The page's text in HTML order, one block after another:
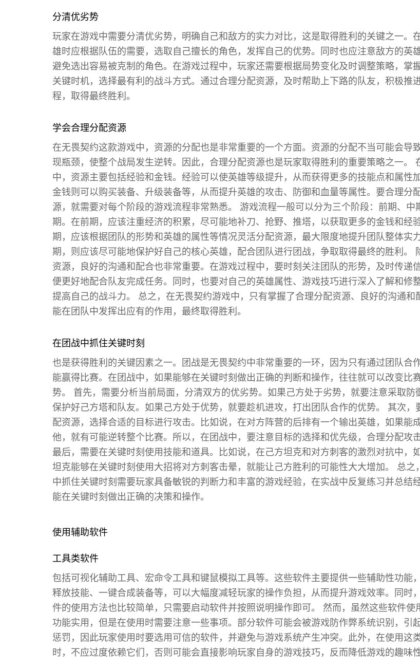
分清优劣势
玩家在游戏中需要分清优劣势，明确自己和敌方的实力对比，这是取得胜利的关键之一。
雄时应根据队伍的需要，选取自己擅长的角色，发挥自己的优势。同时也应注意敌方的英雄
避免选出容易被克制的角色。在游戏过程中，玩家还需要根据局势变化及时调整策略，掌
关键时机，选择最有利的战斗方式。通过合理分配资源，及时帮助上下路的队友，积极推
程，取得最终胜利。
学会合理分配资源
在无畏契约这款游戏中，资源的分配也是非常重要的一个方面。资源的分配不当可能会导
现瓶颈，使整个战局发生逆转。因此，合理分配资源也是玩家取得胜利的重要策略之一。
中，资源主要包括经验和金钱。经验可以使英雄等级提升，从而获得更多的技能点和属性
金钱则可以购买装备、升级装备等，从而提升英雄的攻击、防御和血量等属性。要合理分
源，就需要对每个阶段的游戏流程非常熟悉。 游戏流程一般可以分为三个阶段：前期、中
期。在前期，应该注重经济的积累，尽可能地补刀、抢野、推塔，以获取更多的金钱和经
期，应该根据团队的形势和英雄的属性等情况灵活分配资源，最大限度地提升团队整体实
期，则应该尽可能地保护好自己的核心英雄，配合团队进行团战，争取取得最终的胜利。
资源，良好的沟通和配合也非常重要。在游戏过程中，要时刻关注团队的形势，及时传递
便更好地配合队友完成任务。同时，也要对自己的英雄属性、游戏技巧进行深入了解和修
提高自己的战斗力。 总之，在无畏契约游戏中，只有掌握了合理分配资源、良好的沟通和
能在团队中发挥出应有的作用，最终取得胜利。
在团战中抓住关键时刻
也是获得胜利的关键因素之一。团战是无畏契约中非常重要的一环，因为只有通过团队合
能赢得比赛。在团战中，如果能够在关键时刻做出正确的判断和操作，往往就可以改变比
势。 首先，需要分析当前局面，分清双方的优劣势。如果己方处于劣势，就要注意采取防
保护好己方塔和队友。如果己方处于优势，就要趁机进攻，打出团队合作的优势。 其次，
配资源，选择合适的目标进行攻击。比如说，在对方阵营的后排有一个输出英雄，如果能
他，就有可能逆转整个比赛。所以，在团战中，要注意目标的选择和优先级，合理分配攻击
最后，需要在关键时刻使用技能和道具。比如说，在己方坦克和对方刺客的激烈对抗中，
坦克能够在关键时刻使用大招将对方刺客击晕，就能让己方胜利的可能性大大增加。 总之
中抓住关键时刻需要玩家具备敏锐的判断力和丰富的游戏经验，在实战中反复练习并总结
能在关键时刻做出正确的决策和操作。
使用辅助软件
工具类软件
包括可视化辅助工具、宏命令工具和键鼠模拟工具等。这些软件主要提供一些辅助性功能
释放技能、一键合成装备等，可以大幅度减轻玩家的操作负担，从而提升游戏效率。同时
件的使用方法也比较简单，只需要启动软件并按照说明操作即可。 然而，虽然这些软件使
功能实用，但是在使用时需要注意一些事项。部分软件可能会被游戏防作弊系统识别，引
惩罚，因此玩家使用时要选用可信的软件，并避免与游戏系统产生冲突。此外，在使用这
时，不应过度依赖它们，否则可能会直接影响玩家自身的游戏技巧，反而降低游戏的趣味性